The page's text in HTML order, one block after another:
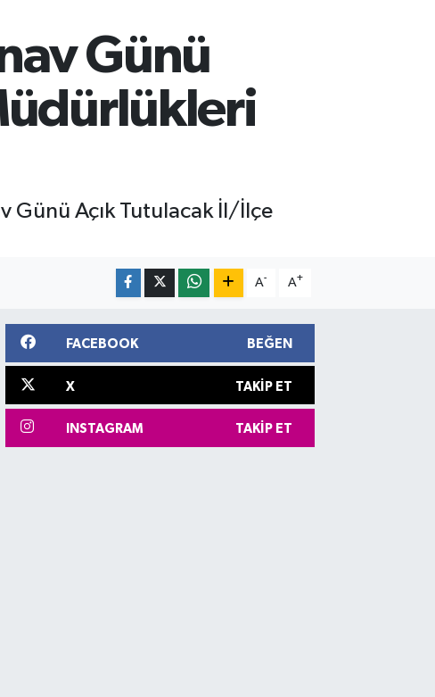
Günü
Günü Açık Tutulacak İl/İlçe
A- A+
FACEBOOK BEĞEN
X TAKIP ET
INSTAGRAM TAKIP ET